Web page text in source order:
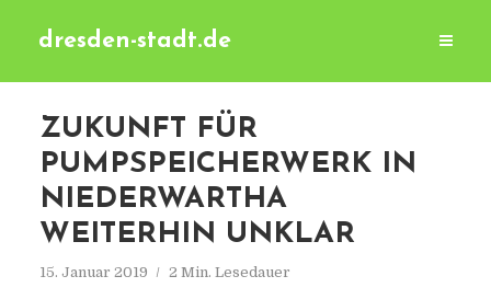
dresden-stadt.de
ZUKUNFT FÜR
PUMPSPEICHERWERK IN
NIEDERWARTHA
WEITERHIN UNKLAR
15. Januar 2019 2 Min. Lesedauer